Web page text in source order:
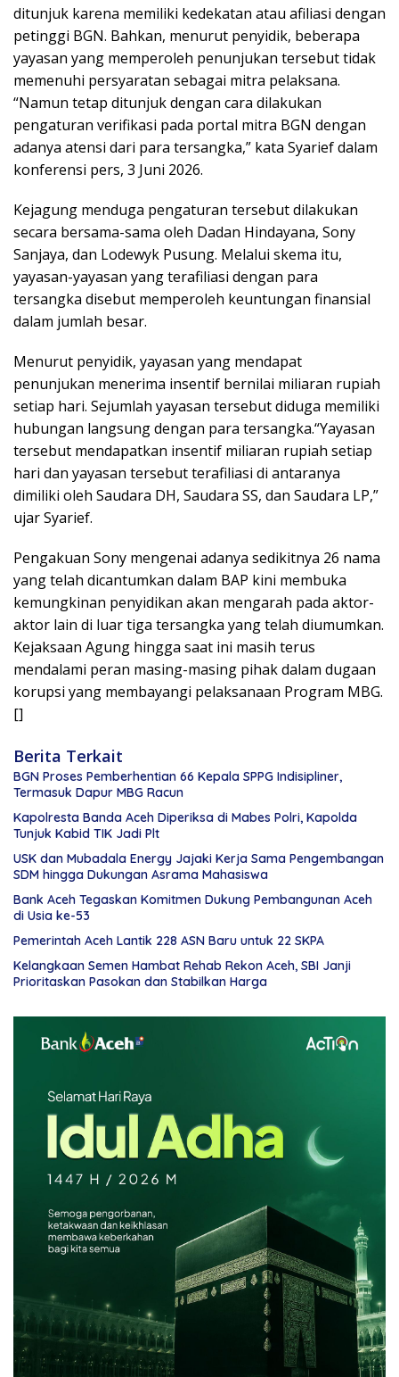
ditunjuk karena memiliki kedekatan atau afiliasi dengan
petinggi BGN. Bahkan, menurut penyidik, beberapa
yayasan yang memperoleh penunjukan tersebut tidak
memenuhi persyaratan sebagai mitra pelaksana.
“Namun tetap ditunjuk dengan cara dilakukan
pengaturan verifikasi pada portal mitra BGN dengan
adanya atensi dari para tersangka,” kata Syarief dalam
konferensi pers, 3 Juni 2026.
Kejagung menduga pengaturan tersebut dilakukan
secara bersama-sama oleh Dadan Hindayana, Sony
Sanjaya, dan Lodewyk Pusung. Melalui skema itu,
yayasan-yayasan yang terafiliasi dengan para
tersangka disebut memperoleh keuntungan finansial
dalam jumlah besar.
Menurut penyidik, yayasan yang mendapat
penunjukan menerima insentif bernilai miliaran rupiah
setiap hari. Sejumlah yayasan tersebut diduga memiliki
hubungan langsung dengan para tersangka.“Yayasan
tersebut mendapatkan insentif miliaran rupiah setiap
hari dan yayasan tersebut terafiliasi di antaranya
dimiliki oleh Saudara DH, Saudara SS, dan Saudara LP,”
ujar Syarief.
Pengakuan Sony mengenai adanya sedikitnya 26 nama
yang telah dicantumkan dalam BAP kini membuka
kemungkinan penyidikan akan mengarah pada aktor-
aktor lain di luar tiga tersangka yang telah diumumkan.
Kejaksaan Agung hingga saat ini masih terus
mendalami peran masing-masing pihak dalam dugaan
korupsi yang membayangi pelaksanaan Program MBG.
[]
Berita Terkait
BGN Proses Pemberhentian 66 Kepala SPPG Indisipliner,
Termasuk Dapur MBG Racun
Kapolresta Banda Aceh Diperiksa di Mabes Polri, Kapolda
Tunjuk Kabid TIK Jadi Plt
USK dan Mubadala Energy Jajaki Kerja Sama Pengembangan
SDM hingga Dukungan Asrama Mahasiswa
Bank Aceh Tegaskan Komitmen Dukung Pembangunan Aceh
di Usia ke-53
Pemerintah Aceh Lantik 228 ASN Baru untuk 22 SKPA
Kelangkaan Semen Hambat Rehab Rekon Aceh, SBI Janji
Prioritaskan Pasokan dan Stabilkan Harga